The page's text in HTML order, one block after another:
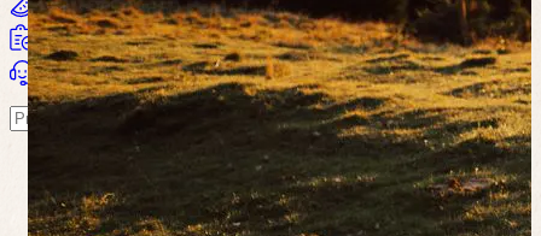
Wohlbefinden
Alle Produkte...
Warenkorb
Suchen